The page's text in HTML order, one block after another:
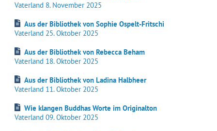
Vaterland 8. November 2025
Aus der Bibliothek von Sophie Ospelt-Fritschi
Vaterland 25. Oktober 2025
Aus der Bibliothek von Rebecca Beham
Vaterland 18. Oktober 2025
Aus der Bibliothek von Ladina Halbheer
Vaterland 11. Oktober 2025
Wie klangen Buddhas Worte im Originalton
Vaterland 09. Oktober 2025